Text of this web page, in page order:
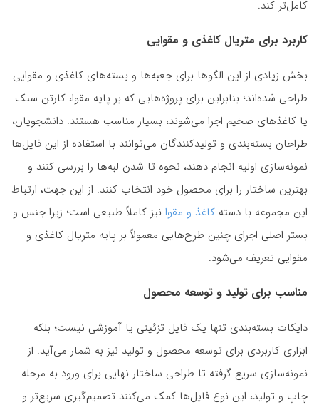
کامل‌تر کند.
کاربرد برای متریال کاغذی و مقوایی
بخش زیادی از این الگوها برای جعبه‌ها و بسته‌های کاغذی و مقوایی
طراحی شده‌اند؛ بنابراین برای پروژه‌هایی که بر پایه مقوا، کارتن سبک
یا کاغذهای ضخیم اجرا می‌شوند، بسیار مناسب هستند. دانشجویان،
طراحان بسته‌بندی و تولیدکنندگان می‌توانند با استفاده از این فایل‌ها
نمونه‌سازی اولیه انجام دهند، نحوه تا شدن لبه‌ها را بررسی کنند و
بهترین ساختار را برای محصول خود انتخاب کنند. از این جهت، ارتباط
این مجموعه با دسته کاغذ و مقوا نیز کاملاً طبیعی است؛ زیرا جنس و
بستر اصلی اجرای چنین طرح‌هایی معمولاً بر پایه متریال کاغذی و
مقوایی تعریف می‌شود.
مناسب برای تولید و توسعه محصول
دایکات بسته‌بندی تنها یک فایل تزئینی یا آموزشی نیست؛ بلکه
ابزاری کاربردی برای توسعه محصول و تولید نیز به شمار می‌آید. از
نمونه‌سازی سریع گرفته تا طراحی ساختار نهایی برای ورود به مرحله
چاپ و تولید، این نوع فایل‌ها کمک می‌کنند تصمیم‌گیری سریع‌تر و